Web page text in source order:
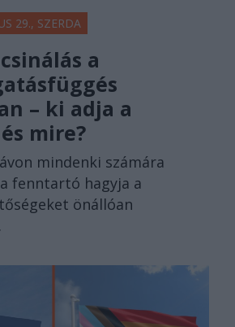
29., SZERDA
a
– ki adja a
mire?
mindenki számára
fenntartó hagyja a
önállóan